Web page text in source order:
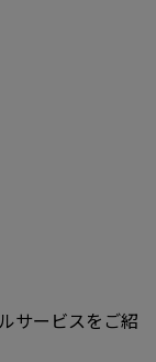
サービスをご紹